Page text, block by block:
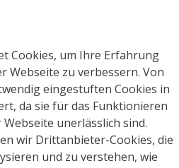
Cookies, um Ihre Erfahrung
Webseite zu verbessern. Von
eingestuften Cookies in
da sie für das Funktionieren
unerlässlich sind.
wir Drittanbieter-Cookies, die
und zu verstehen, wie